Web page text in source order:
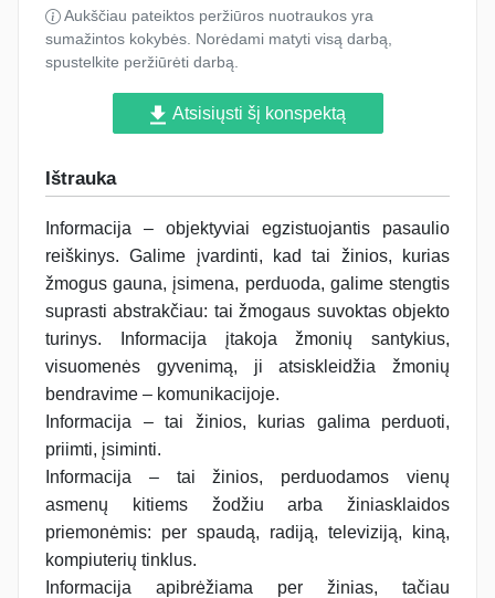
Aukščiau pateiktos peržiūros nuotraukos yra
sumažintos kokybės. Norėdami matyti visą darbą,
spustelkite peržiūrėti darbą.
Atsisiųsti šį konspektą
Ištrauka
Informacija – objektyviai egzistuojantis pasaulio
reiškinys. Galime įvardinti, kad tai žinios, kurias
žmogus gauna, įsimena, perduoda, galime stengtis
suprasti abstrakčiau: tai žmogaus suvoktas objekto
turinys. Informacija įtakoja žmonių santykius,
visuomenės gyvenimą, ji atsiskleidžia žmonių
bendravime – komunikacijoje.
Informacija – tai žinios, kurias galima perduoti,
priimti, įsiminti.
Informacija – tai žinios, perduodamos vienų
asmenų kitiems žodžiu arba žiniasklaidos
priemonėmis: per spaudą, radiją, televiziją, kiną,
kompiuterių tinklus.
Informacija apibrėžiama per žinias, tačiau